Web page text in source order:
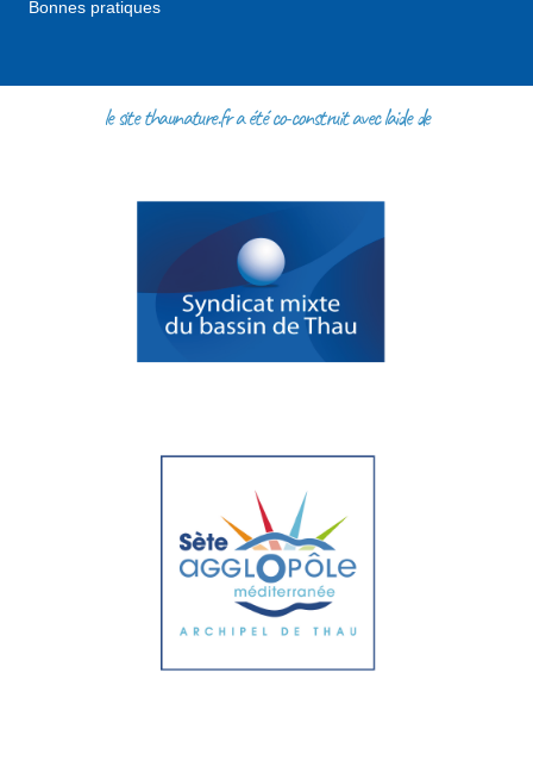
Bonnes pratiques
le site thaunature.fr a été co-construit avec l'aide de